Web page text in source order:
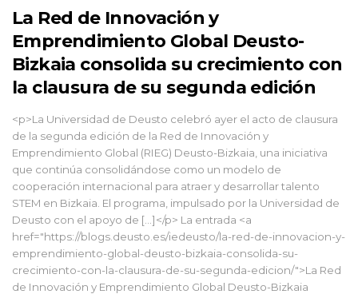
La Red de Innovación y
Emprendimiento Global Deusto-
Bizkaia consolida su crecimiento con
la clausura de su segunda edición
<p>La Universidad de Deusto celebró ayer el acto de clausura
de la segunda edición de la Red de Innovación y
Emprendimiento Global (RIEG) Deusto-Bizkaia, una iniciativa
que continúa consolidándose como un modelo de
cooperación internacional para atraer y desarrollar talento
STEM en Bizkaia. El programa, impulsado por la Universidad de
Deusto con el apoyo de […]</p> La entrada <a
href="https://blogs.deusto.es/iedeusto/la-red-de-innovacion-y-
emprendimiento-global-deusto-bizkaia-consolida-su-
crecimiento-con-la-clausura-de-su-segunda-edicion/">La Red
de Innovación y Emprendimiento Global Deusto-Bizkaia